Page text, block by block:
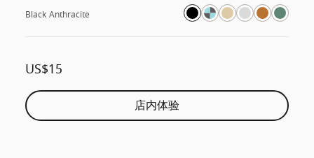
Black Anthracite
US$15
店内体验